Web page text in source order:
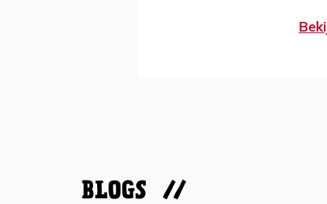
BLOGS